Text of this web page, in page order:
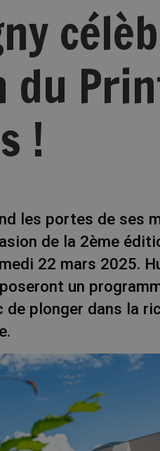
!
les portes de ses
de la 2ème
22 mars 2025.
un
de plonger dans la